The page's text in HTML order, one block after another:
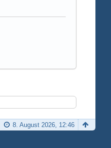
8. August 2026, 12:46